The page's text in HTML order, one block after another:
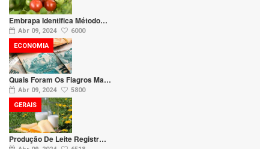
Embrapa Identifica Método…
Abr 09, 2024 6000
Quais Foram Os Fiagros Ma…
Abr 09, 2024 5800
ECONOMIA
Produção De Leite Registr…
GERAIS